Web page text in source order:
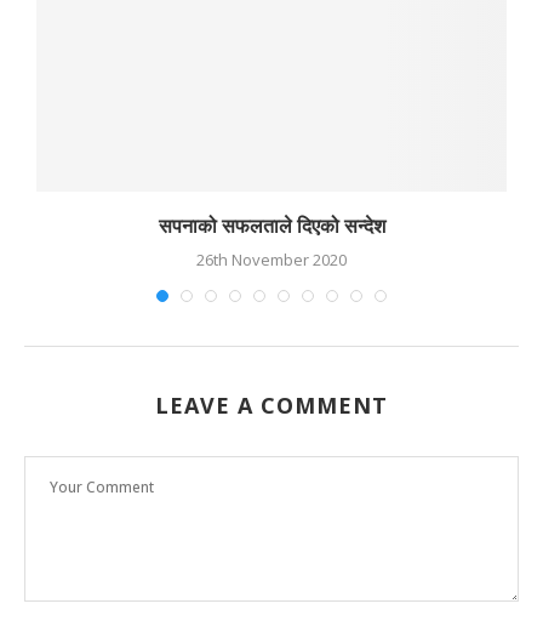
सपनाको सफलताले दिएको सन्देश
26th November 2020
LEAVE A COMMENT